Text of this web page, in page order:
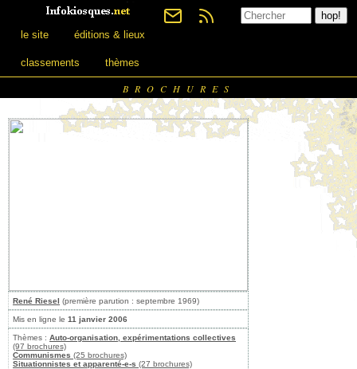
le site éditions & lieux
classements thèmes
BROCHURES
René Riesel (première parution : septembre 1969)
Mis en ligne le 11 janvier 2006
Thèmes : Auto-organisation, expérimentations collectives
(97 brochures)
Communismes (25 brochures)
Situationnistes et apparenté-e-s (27 brochures)